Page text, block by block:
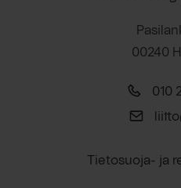
00240
010
Tietosuoja- ja